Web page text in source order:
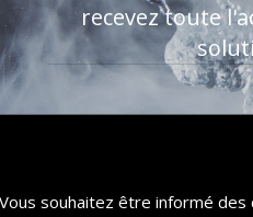
recevez toute
Vous souhaitez être informé des